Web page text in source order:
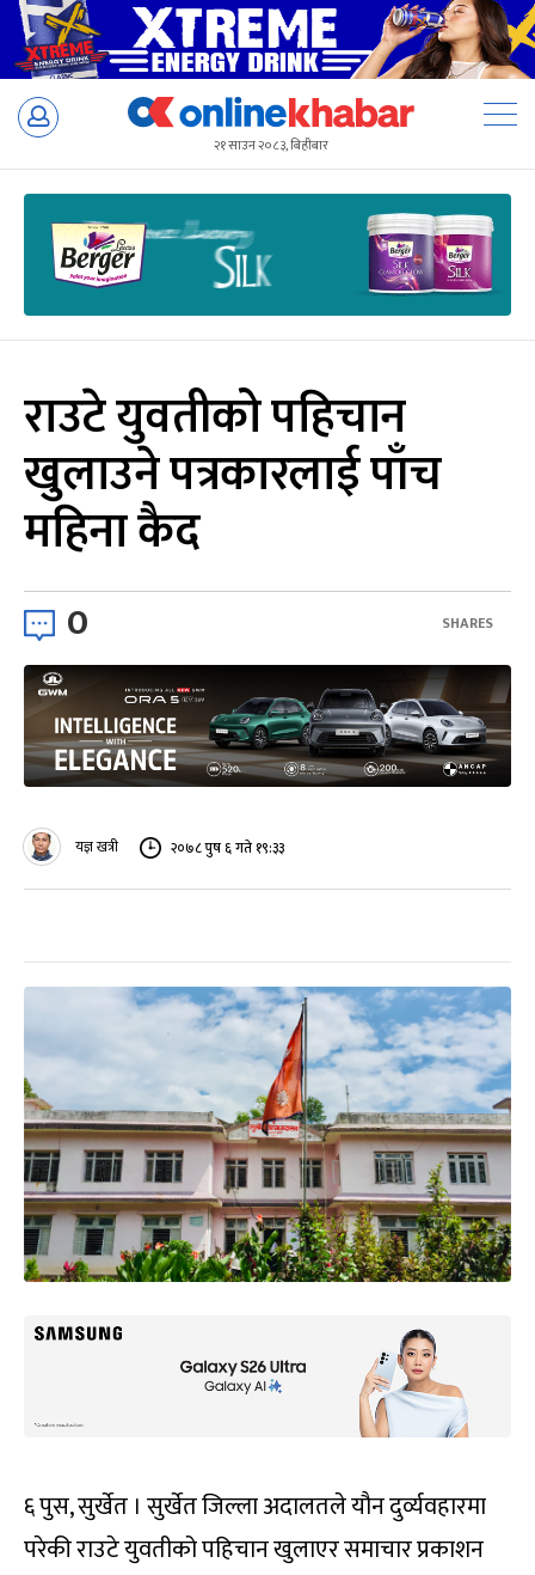
Skip
२१ साउन २०८३, बिहीबार
राउटे युवतीको पहिचान
खुलाउने पत्रकारलाई पाँच
महिना कैद
0 SHARES
यज्ञ खत्री २०७८ पुष ६ गते १९:३३
६ पुस, सुर्खेत । सुर्खेत जिल्ला अदालतले यौन दुर्व्यवहारमा
परेकी राउटे युवतीको पहिचान खुलाएर समाचार प्रकाशन